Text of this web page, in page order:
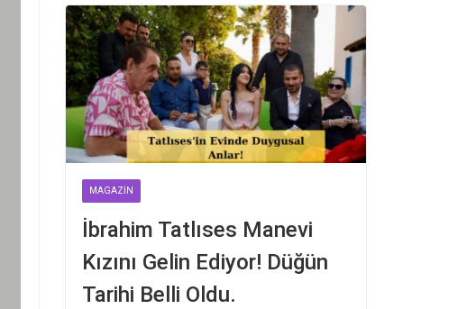
MAGAZIN
İbrahim Tatlıses Manevi
Kızını Gelin Ediyor! Düğün
Tarihi Belli Oldu.